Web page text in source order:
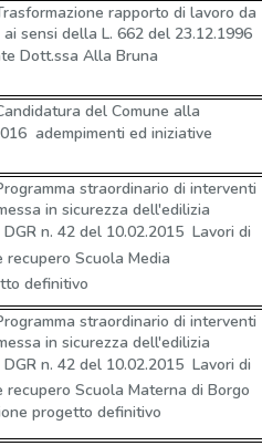
rapporto di lavoro da
sensi della L. 662 del 23.12.1996
Dott.ssa Alla Bruna
del Comune alla
 adempimenti ed iniziative
straordinario di interventi
in sicurezza dell'edilizia
n. 42 del 10.02.2015  Lavori di
Scuola Media 
definitivo
straordinario di interventi
in sicurezza dell'edilizia
n. 42 del 10.02.2015  Lavori di
recupero Scuola Materna di Borgo
progetto definitivo